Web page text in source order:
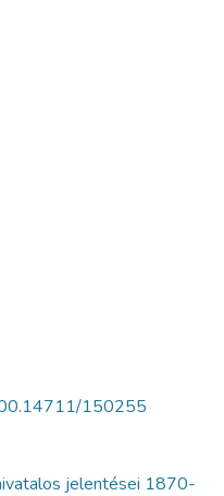
150255
jelentései 1870-